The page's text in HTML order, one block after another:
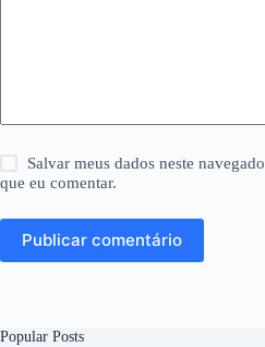
Salvar meus dados neste
que eu comentar.
Publicar comentário
Popular Posts